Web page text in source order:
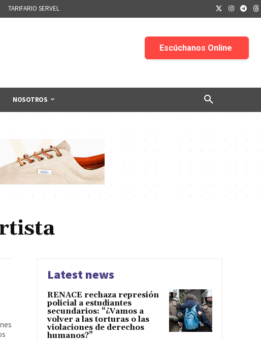
TARIFARIO SERVEL
NOSOTROS
Latest news
RENACE rechaza represión
policial a estudiantes
secundarios: “¿Vamos a
volver a las torturas o las
violaciones de derechos
humanos?”